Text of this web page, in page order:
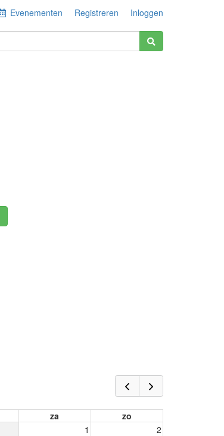
Evenementen Registreren Inloggen
za
zo
1
2